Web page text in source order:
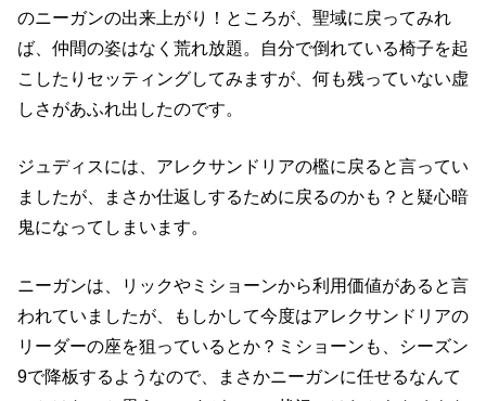
のニーガンの出来上がり！ところが、聖域に戻ってみれ
ば、仲間の姿はなく荒れ放題。自分で倒れている椅子を起
こしたりセッティングしてみますが、何も残っていない虚
しさがあふれ出したのです。
ジュディスには、アレクサンドリアの檻に戻ると言ってい
ましたが、まさか仕返しするために戻るのかも？と疑心暗
鬼になってしまいます。
ニーガンは、リックやミショーンから利用価値があると言
われていましたが、もしかして今度はアレクサンドリアの
リーダーの座を狙っているとか？ミショーンも、シーズン
9で降板するようなので、まさかニーガンに任せるなんて